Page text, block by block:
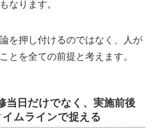
なります。
を押し付けるのではなく、人が
とを全ての前提と考えます。
当日だけでなく、実施前後
イムラインで捉える